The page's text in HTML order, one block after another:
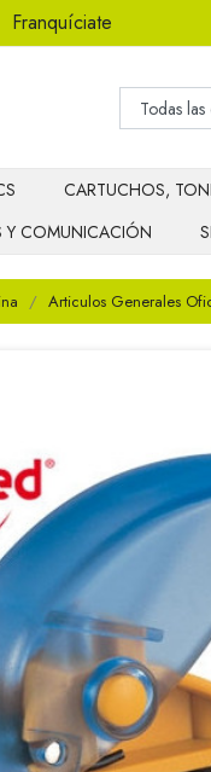
Franquíciate
CARTUCHOS,
Y COMUNICACIÓN
Articulos Generales